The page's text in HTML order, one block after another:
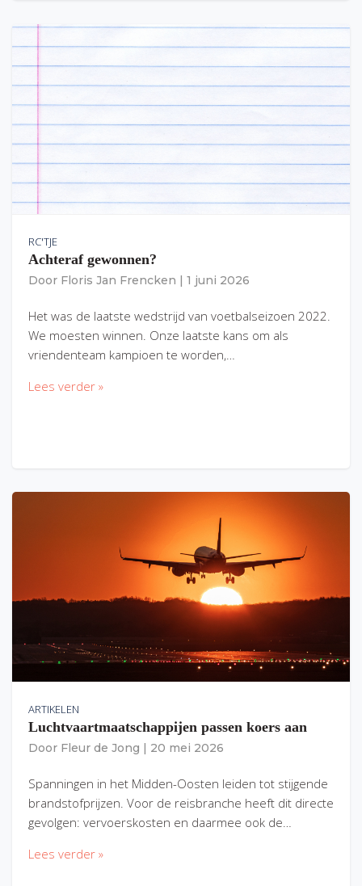
RC'TJE
Achteraf gewonnen?
Door Floris Jan Frencken 1 juni 2026
Het was de laatste wedstrijd van voetbalseizoen 2022.
We moesten winnen. Onze laatste kans om als
vriendenteam kampioen te worden,…
Lees verder »
ARTIKELEN
Luchtvaartmaatschappijen passen koers aan
Door Fleur de Jong 20 mei 2026
Spanningen in het Midden-Oosten leiden tot stijgende
brandstofprijzen. Voor de reisbranche heeft dit directe
gevolgen: vervoerskosten en daarmee ook de…
Lees verder »